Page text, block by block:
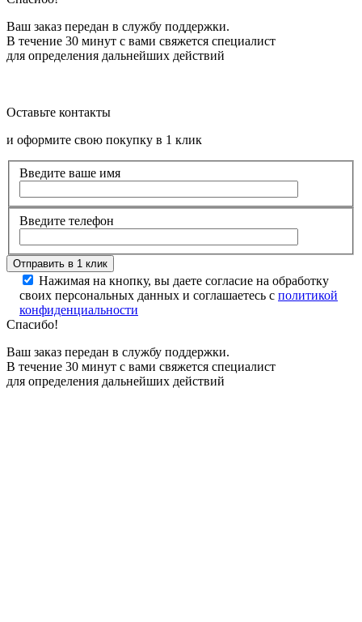
Ваш заказ передан в службу поддержки.
В течение 30 минут с вами свяжется специалист
для определения дальнейших действий
Оставьте контакты
и оформите свою покупку в 1 клик
Введите ваше имя
Введите телефон
Нажимая на кнопку, вы даете согласие на обработку
своих персональных данных и соглашаетесь с политикой
конфиденциальности
Спасибо!
Ваш заказ передан в службу поддержки.
В течение 30 минут с вами свяжется специалист
для определения дальнейших действий